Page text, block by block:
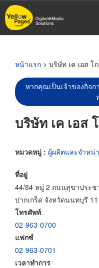
ข้าม
ไป
หน้าแรก > บริษัท เค เอส โ
หากคุณเป็นเจ้าของกิจ
บริษัท เค เอส
หมวดหมู่ : ผู้ผลิตและจำหน่
ที่อยู่
44/84 หมู่ 2 ถนนสุขาประช
ปากเกร็ด จังหวัดนนทบุรี
โทรศัพท์
02-963-0700
แฟกซ์
02-963-0701
เวลาทำการ